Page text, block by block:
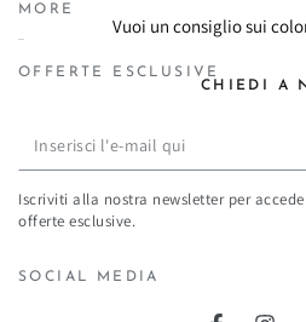
Vuoi un consiglio sui
CHIEDI A
MORE
OFFERTE ESCLUSIVE
Inserisci
l'e-
mail
Iscriviti alla nostra newsletter per
offerte esclusive.
SOCIAL MEDIA